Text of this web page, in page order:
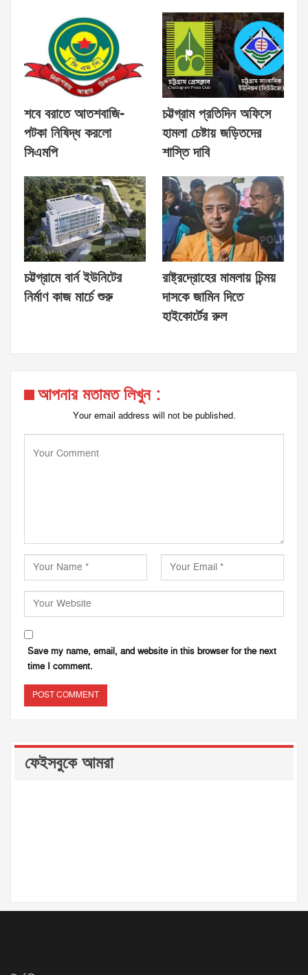
শবে বরাতে আতশবাজি-
পটকা নিষিদ্ধ করলো
সিএমপি
চট্টগ্রাম প্রতিদিন অফিসে
হামলা চেষ্টায় জড়িতদের
শাস্তি দাবি
চট্টগ্রামে বার্ন ইউনিটের
নির্মাণ কাজ মার্চে শুরু
রাষ্ট্রদ্রোহের মামলায় চিন্ময়
দাসকে জামিন দিতে
হাইকোর্টের রুল
আপনার মতামত লিখুন :
Your email address will not be published.
Save my name, email, and website in this browser for the next
time I comment.
ফেইসবুকে আমরা